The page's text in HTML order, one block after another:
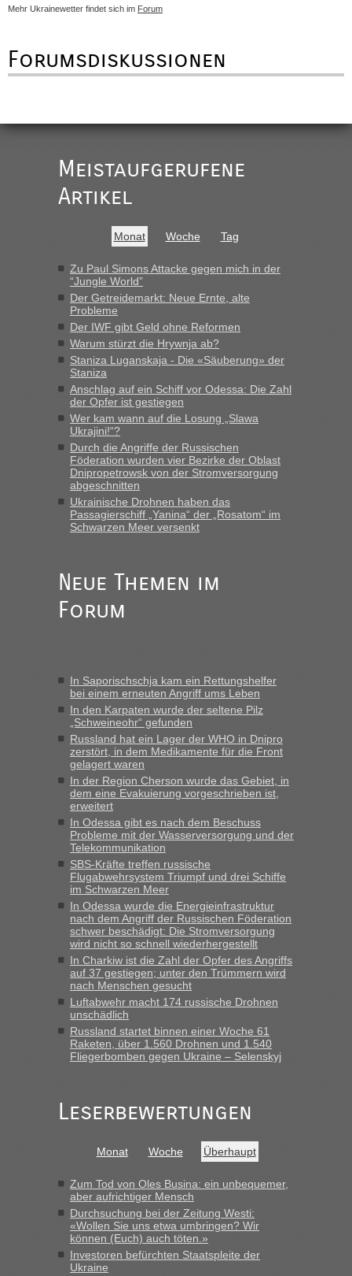
Mehr Ukrainewetter findet sich im Forum
Forumsdiskussionen
Meistaufgerufene
Artikel
Monat Woche Tag
Zu Paul Simons Attacke gegen mich in der
“Jungle World”
Der Getreidemarkt: Neue Ernte, alte
Probleme
Der IWF gibt Geld ohne Reformen
Warum stürzt die Hrywnja ab?
Staniza Luganskaja - Die «Säuberung» der
Staniza
Anschlag auf ein Schiff vor Odessa: Die Zahl
der Opfer ist gestiegen
Wer kam wann auf die Losung „Slawa
Ukrajini!“?
Durch die Angriffe der Russischen
Föderation wurden vier Bezirke der Oblast
Dnipropetrowsk von der Stromversorgung
abgeschnitten
Ukrainische Drohnen haben das
Passagierschiff „Yanina“ der „Rosatom“ im
Schwarzen Meer versenkt
Neue Themen im
Forum
In Saporischschja kam ein Rettungshelfer
bei einem erneuten Angriff ums Leben
In den Karpaten wurde der seltene Pilz
„Schweineohr“ gefunden
Russland hat ein Lager der WHO in Dnipro
zerstört, in dem Medikamente für die Front
gelagert waren
In der Region Cherson wurde das Gebiet, in
dem eine Evakuierung vorgeschrieben ist,
erweitert
In Odessa gibt es nach dem Beschuss
Probleme mit der Wasserversorgung und der
Telekommunikation
SBS-Kräfte treffen russische
Flugabwehrsystem Triumpf und drei Schiffe
im Schwarzen Meer
In Odessa wurde die Energieinfrastruktur
nach dem Angriff der Russischen Föderation
schwer beschädigt: Die Stromversorgung
wird nicht so schnell wiederhergestellt
In Charkiw ist die Zahl der Opfer des Angriffs
auf 37 gestiegen; unter den Trümmern wird
nach Menschen gesucht
Luftabwehr macht 174 russische Drohnen
unschädlich
Russland startet binnen einer Woche 61
Raketen, über 1.560 Drohnen und 1.540
Fliegerbomben gegen Ukraine – Selenskyj
Leserbewertungen
Monat Woche Überhaupt
Zum Tod von Oles Busina: ein unbequemer,
aber aufrichtiger Mensch
Durchsuchung bei der Zeitung Westi:
«Wollen Sie uns etwa umbringen? Wir
können (Euch) auch töten.»
Investoren befürchten Staatspleite der
Ukraine